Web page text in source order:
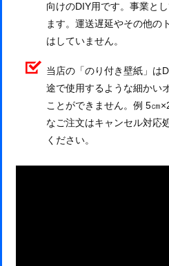
向けのDIY用です。事業と
ます。運送遅延やその他の
はしていません。
当店の「のり付き壁紙」は
途で使用するような細かい
ことができません。例 5㎝
なご注文はキャンセル対応
ください。